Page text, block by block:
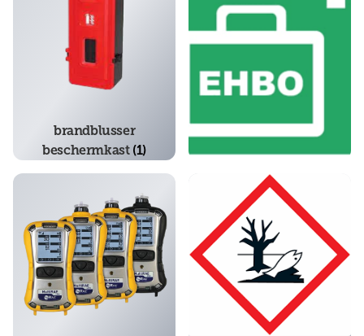
brandblusser
beschermkast (1)
ehbo(1)